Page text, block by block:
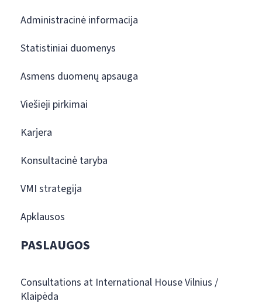
Administracinė informacija
Statistiniai duomenys
Asmens duomenų apsauga
Viešieji pirkimai
Karjera
Konsultacinė taryba
VMI strategija
Apklausos
PASLAUGOS
Consultations at International House Vilnius /
Klaipėda